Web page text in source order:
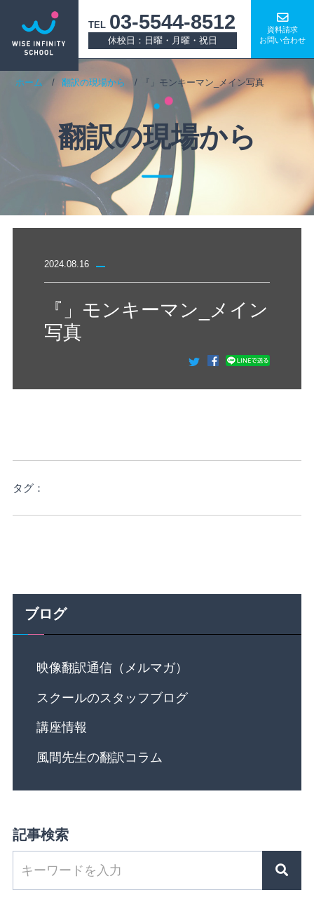
TEL 03-5544-8512
休校日：日曜・月曜・祝日
資料請求
お問い合わせ
ホーム 翻訳の現場から 『」モンキーマン_メイン写真
翻訳の現場から
2024.08.16
『」モンキーマン_メイン
写真
タグ：
ブログ
映像翻訳通信（メルマガ）
スクールのスタッフブログ
講座情報
風間先生の翻訳コラム
記事検索